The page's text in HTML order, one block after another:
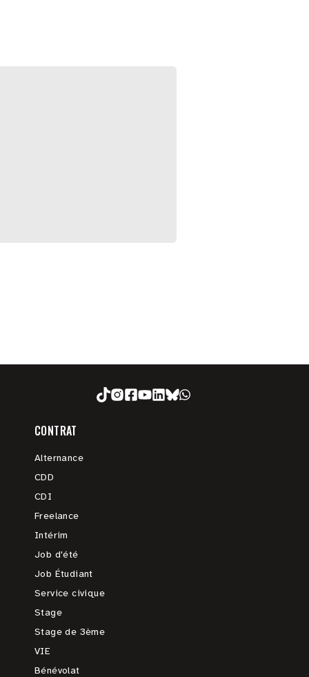
CONTRAT
Alternance
CDD
CDI
Freelance
Intérim
Job d'été
Job Étudiant
Service civique
Stage
Stage de 3ème
VIE
Bénévolat